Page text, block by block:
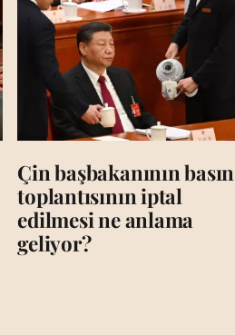
Çin başbakanının basın
toplantısının iptal
edilmesi ne anlama
geliyor?